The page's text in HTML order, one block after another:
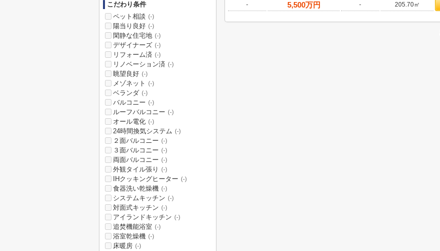
-
5,500万円 - 205.70㎡
こだわり条件
ペット相談 (-)
陽当り良好 (-)
閑静な住宅地 (-)
デザイナーズ (-)
リフォーム済 (-)
リノベーション済 (-)
眺望良好 (-)
メゾネット (-)
ベランダ (-)
バルコニー (-)
ルーフバルコニー (-)
オール電化 (-)
24時間換気システム (-)
２面バルコニー (-)
３面バルコニー (-)
両面バルコニー (-)
外観タイル張り (-)
IHクッキングヒーター (-)
食器洗い乾燥機 (-)
システムキッチン (-)
対面式キッチン (-)
アイランドキッチン (-)
追焚機能浴室 (-)
浴室乾燥機 (-)
床暖房 (-)